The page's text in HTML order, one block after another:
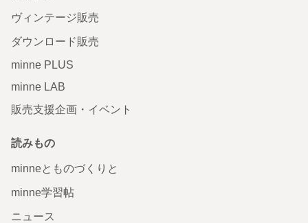
ヴィンテージ販売
ダウンロード販売
minne PLUS
minne LAB
販売支援企画・イベント
読みもの
minneとものづくりと
minne学習帖
ニュース